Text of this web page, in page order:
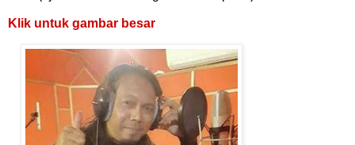
Klik untuk gambar besar